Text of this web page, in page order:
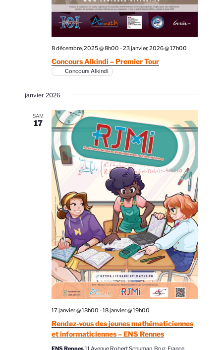
Concours Alkindi – Premier Tour
8 décembre, 2025 @ 8h00 -23 janvier, 2026 @ 17h00
Concours Alkindi
janvier 2026
SAM
17
Rendez-vous des jeunes mathématiciennes
et informaticiennes – ENS Rennes
17 janvier @ 18h00 -18 janvier @ 19h00